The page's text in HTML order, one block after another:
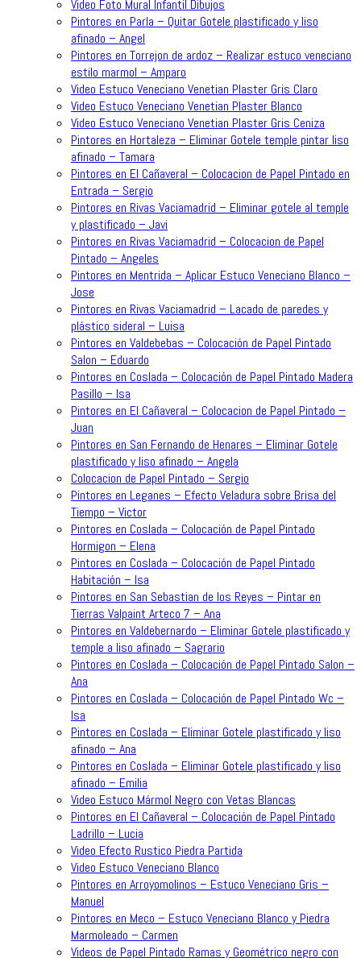
Video Foto Mural Infantil Dibujos
Pintores en Parla – Quitar Gotele plastificado y liso
afinado – Angel
Pintores en Torrejon de ardoz – Realizar estuco veneciano
estilo marmol – Amparo
Video Estuco Veneciano Venetian Plaster Gris Claro
Video Estuco Veneciano Venetian Plaster Blanco
Video Estuco Veneciano Venetian Plaster Gris Ceniza
Pintores en Hortaleza – Eliminar Gotele temple pintar liso
afinado – Tamara
Pintores en El Cañaveral – Colocacion de Papel Pintado en
Entrada – Sergio
Pintores en Rivas Vaciamadrid – Eliminar gotele al temple
y plastificado – Javi
Pintores en Rivas Vaciamadrid – Colocacion de Papel
Pintado – Angeles
Pintores en Mentrida – Aplicar Estuco Veneciano Blanco –
Jose
Pintores en Rivas Vaciamadrid – Lacado de paredes y
plástico sideral – Luisa
Pintores en Valdebebas – Colocación de Papel Pintado
Salon – Eduardo
Pintores en Coslada – Colocación de Papel Pintado Madera
Pasillo – Isa
Pintores en El Cañaveral – Colocacion de Papel Pintado –
Juan
Pintores en San Fernando de Henares – Eliminar Gotele
plastificado y liso afinado – Angela
Colocacion de Papel Pintado – Sergio
Pintores en Leganes – Efecto Veladura sobre Brisa del
Tiempo – Victor
Pintores en Coslada – Colocación de Papel Pintado
Hormigon – Elena
Pintores en Coslada – Colocación de Papel Pintado
Habitación – Isa
Pintores en San Sebastian de los Reyes – Pintar en
Tierras Valpaint Arteco 7 – Ana
Pintores en Valdebernardo – Eliminar Gotele plastificado y
temple a liso afinado – Sagrario
Pintores en Coslada – Colocación de Papel Pintado Salon –
Ana
Pintores en Coslada – Colocación de Papel Pintado Wc –
Isa
Pintores en Coslada – Eliminar Gotele plastificado y liso
afinado – Ana
Pintores en Coslada – Eliminar Gotele plastificado y liso
afinado – Emilia
Video Estuco Mármol Negro con Vetas Blancas
Pintores en El Cañaveral – Colocación de Papel Pintado
Ladrillo – Lucia
Video Efecto Rustico Piedra Partida
Video Estuco Veneciano Blanco
Pintores en Arroyomolinos – Estuco Veneciano Gris –
Manuel
Pintores en Meco – Estuco Veneciano Blanco y Piedra
Marmoleado – Carmen
Videos de Papel Pintado Ramas y Geométrico negro con